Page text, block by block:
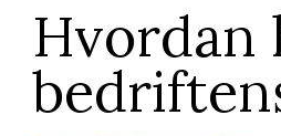
Hvordan